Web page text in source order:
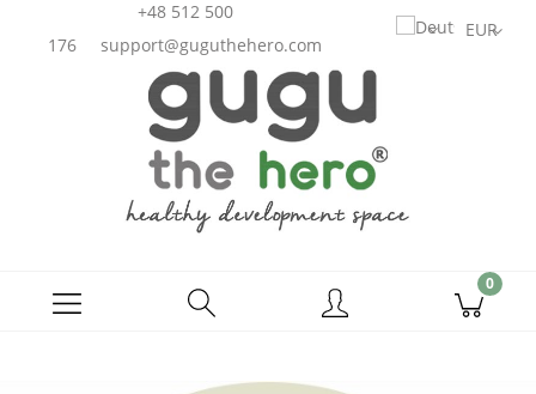
+48 512 500
176
support@guguthehero.com